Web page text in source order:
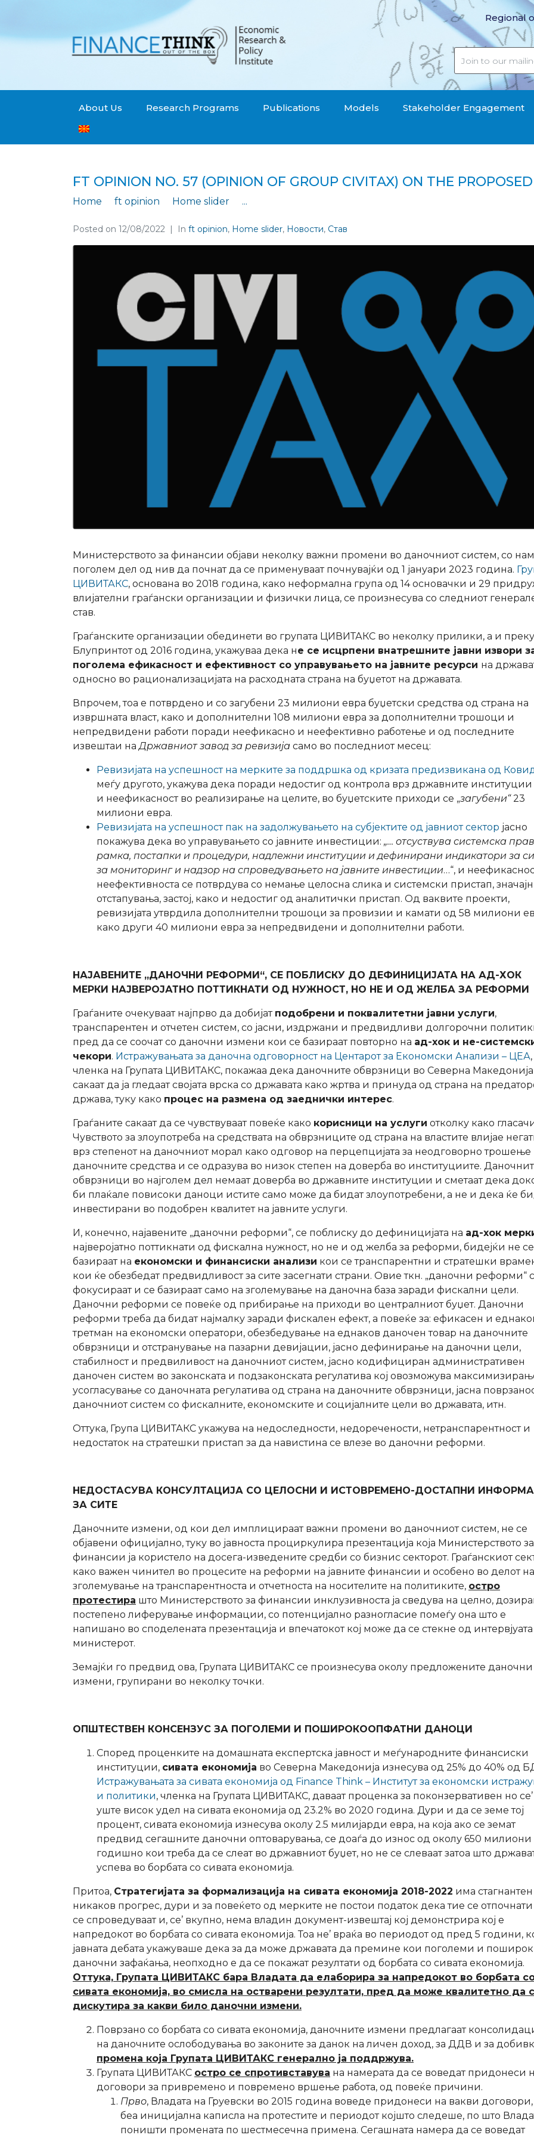
Regional
About Us Research Programs Publications Models Stakeholder Engagement
FT OPINION NO. 57 (OPINION OF GROUP CIVITAX) ON THE
Home ft opinion Home slider ...
Posted on 12/08/2022 In ft opinion, Home slider, Новости, Став
Министерството за финансии објави неколку важни промени во даночниот систем, со
поголем дел од нив да почнат да се применуваат почнувајќи од 1 јануари 2023 година.
ЦИВИТАКС, основана во 2018 година, како неформална група од 14 основачки и 29
влијателни граѓански организации и физички лица, се произнесува со следниот
став.
Граѓанските организации обединети во групата ЦИВИТАКС во неколку прилики, а и преку
Блупринтот од 2016 година, укажуваа дека не се исцрпени внатрешните јавни извори
поголема ефикасност и ефективност со управувањето на јавните ресурси на
односно во рационализацијата на расходната страна на буџетот на државата.
Впрочем, тоа е потврдено и со загубени 23 милиони евра буџетски средства од страна на
извршната власт, како и дополнителни 108 милиони евра за дополнителни трошоци и
непредвидени работи поради неефикасно и неефективно работење и од последните
извештаи наДржавниот завод за ревизија само во последниот месец:
Ревизијата на успешност на мерките за поддршка од кризата предизвикана од
меѓу другото, укажува дека поради недостиг од контрола врз државните институции
и неефикасност во реализирање на целите, во буџетските приходи се „загубени“23
милиони евра.
Ревизијата на успешност пак на задолжувањето на субјектите од јавниот сектор јасно
покажува дека во управувањето со јавните инвестиции: „… отсуствува системска
рамка, постапки и процедури, надлежни институции и дефинирани индикатори за
за мониторинг и надзор на спроведувањето на јавните инвестиции…“, и
неефективноста се потврдува со немање целосна слика и системски пристап,
отстапувања, застој, како и недостиг од аналитички пристап. Од ваквите проекти,
ревизијата утврдила дополнителни трошоци за провизии и камати од 58 милиони
како други 40 милиони евра за непредвидени и дополнителни работи.
НАЈАВЕНИТЕ „ДАНОЧНИ РЕФОРМИ“, СЕ ПОБЛИСКУ ДО ДЕФИНИЦИЈАТА НА АД-ХОК
МЕРКИ НАЈВЕРОЈАТНО ПОТТИКНАТИ ОД НУЖНОСТ, НО НЕ И ОД ЖЕЛБА ЗА РЕФОРМИ
Граѓаните очекуваат најпрво да добијат подобрени и поквалитетни јавни услуги,
транспарентен и отчетен систем, со јасни, издржани и предвидливи долгорочни
пред да се соочат со даночни измени кои се базираат повторно на ад-хок и не-
чекори. Истражувањата за даночна одговорност на Центарот за Економски Анализи – ЦЕА,
членка на Групата ЦИВИТАКС, покажаа дека даночните обврзници во Северна
сакаат да ја гледаат својата врска со државата како жртва и принуда од страна на
држава, туку како процес на размена од заеднички интерес.
Граѓаните сакаат да се чувствуваат повеќе како корисници на услуги отколку како
Чувството за злоупотреба на средствата на обврзниците од страна на властите влијае
врз степенот на даночниот морал како одговор на перцепцијата за неодговорно трошење
даночните средства и се одразува во низок степен на доверба во институциите.
обврзници во најголем дел немаат доверба во државните институции и сметаат дека
би плаќале повисоки даноци истите само може да бидат злоупотребени, а не и дека ќе
инвестирани во подобрен квалитет на јавните услуги.
И, конечно, најавените „даночни реформи“, се поблиску до дефиницијата на ад-хок
најверојатно поттикнати од фискална нужност, но не и од желба за реформи, бидејќи не се
базираат на економски и финансиски анализи кои се транспарентни и стратешки
кои ќе обезбедат предвидливост за сите засегнати страни. Овие ткн. „даночни реформи“
фокусираат и се базираат само на зголемување на даночна база заради фискални цели.
Даночни реформи се повеќе од прибирање на приходи во централниот буџет. Даночни
реформи треба да бидат најмалку заради фискален ефект, а повеќе за: ефикасен и
третман на економски оператори, обезбедување на еднаков даночен товар на даночните
обврзници и отстранување на пазарни девијации, јасно дефинирање на даночни цели,
стабилност и предвиливост на даночниот систем, јасно кодифициран административен
даночен систем во законската и подзаконската регулатива кој овозможува
усогласување со даночната регулатива од страна на даночните обврзници, јасна
даночниот систем со фискалните, економските и социјалните цели во државата, итн.
Оттука, Група ЦИВИТАКС укажува на недоследности, недоречености, нетранспарентност и
недостаток на стратешки пристап за да навистина се влезе во даночни реформи.
НЕДОСТАСУВА КОНСУЛТАЦИЈА СО ЦЕЛОСНИ И ИСТОВРЕМЕНО-ДОСТАПНИ
ЗА СИТЕ
Даночните измени, од кои дел имплицираат важни промени во даночниот систем, не се
објавени официјално, туку во јавноста проциркулира презентација која Министерството за
финансии ја користело на досега-изведените средби со бизнис секторот. Граѓанскиот
како важен чинител во процесите на реформи на јавните финансии и особено во делот на
зголемување на транспарентноста и отчетноста на носителите на политиките, остро
протестира што Министерството за финансии инклузивноста ја сведува на целно,
постепено лиферување информации, со потенцијално разногласие помеѓу она што е
напишано во споделената презентација и впечатокот кој може да се стекне од
министерот.
Земајќи го предвид ова, Групата ЦИВИТАКС се произнесува околу предложените даночни
измени, групирани во неколку точки.
ОПШТЕСТВЕН КОНСЕНЗУС ЗА ПОГОЛЕМИ И ПОШИРОКООПФАТНИ ДАНОЦИ
Според проценките на домашната експертска јавност и меѓународните финансиски
институции, сивата економија во Северна Македонија изнесува од 25% до 40% од
Истражувањата за сивата економија од Finance Think – Институт за економски
и политики, членка на Групата ЦИВИТАКС, даваат проценка за поконзервативен но се’
уште висок удел на сивата економија од 23.2% во 2020 година. Дури и да се земе тој
процент, сивата економија изнесува околу 2.5 милијарди евра, на која ако се земат
предвид сегашните даночни оптоварувања, се доаѓа до износ од околу 650 милиони
годишно кои треба да се слеат во државниот буџет, но не се слеваат затоа што
успева во борбата со сивата економија.
Притоа, Стратегијата за формализација на сивата економија 2018-2022 има
никаков прогрес, дури и за повеќето од мерките не постои податок дека тие се
се спроведуваат и, се’ вкупно, нема владин документ-извештај кој демонстрира кој е
напредокот во борбата со сивата економија. Тоа не’ враќа во периодот од пред 5 години,
јавната дебата укажуваше дека за да може државата да премине кои поголеми и
даночни зафаќања, неопходно е да се покажат резултати од борбата со сивата економија.
Оттука, Групата ЦИВИТАКС бара Владата да елаборира за напредокот во борбата
сивата економија, во смисла на остварени резултати, пред да може квалитетно да
дискутира за какви било даночни измени.
Поврзано со борбата со сивата економија, даночните измени предлагаат
на даночните ослободувања во законите за данок на личен доход, за ДДВ и за
промена која Групата ЦИВИТАКС генерално ја поддржува.
Групата ЦИВИТАКС остро се спротивставува на намерата да се воведат придонеси
договори за привремено и повремено вршење работа, од повеќе причини.
Прво, Владата на Груевски во 2015 година воведе придонеси на вакви
беа иницијална каписла на протестите и периодот којшто следеше, по што
поништи промената по шестмесечна примена. Сегашната намера да се воведат